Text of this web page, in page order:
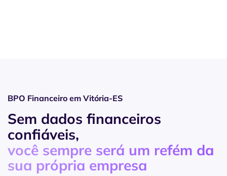
BPO Financeiro em Vitória-ES
Sem dados financeiros
confiáveis,
você sempre será um refém da
sua própria empresa